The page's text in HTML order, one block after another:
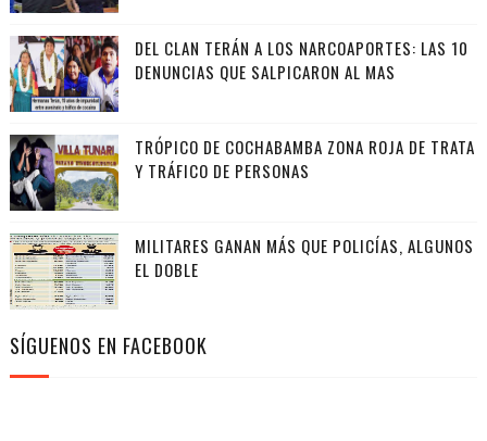
DEL CLAN TERÁN A LOS NARCOAPORTES: LAS 10
DENUNCIAS QUE SALPICARON AL MAS
TRÓPICO DE COCHABAMBA ZONA ROJA DE TRATA
Y TRÁFICO DE PERSONAS
MILITARES GANAN MÁS QUE POLICÍAS, ALGUNOS
EL DOBLE
SÍGUENOS EN FACEBOOK